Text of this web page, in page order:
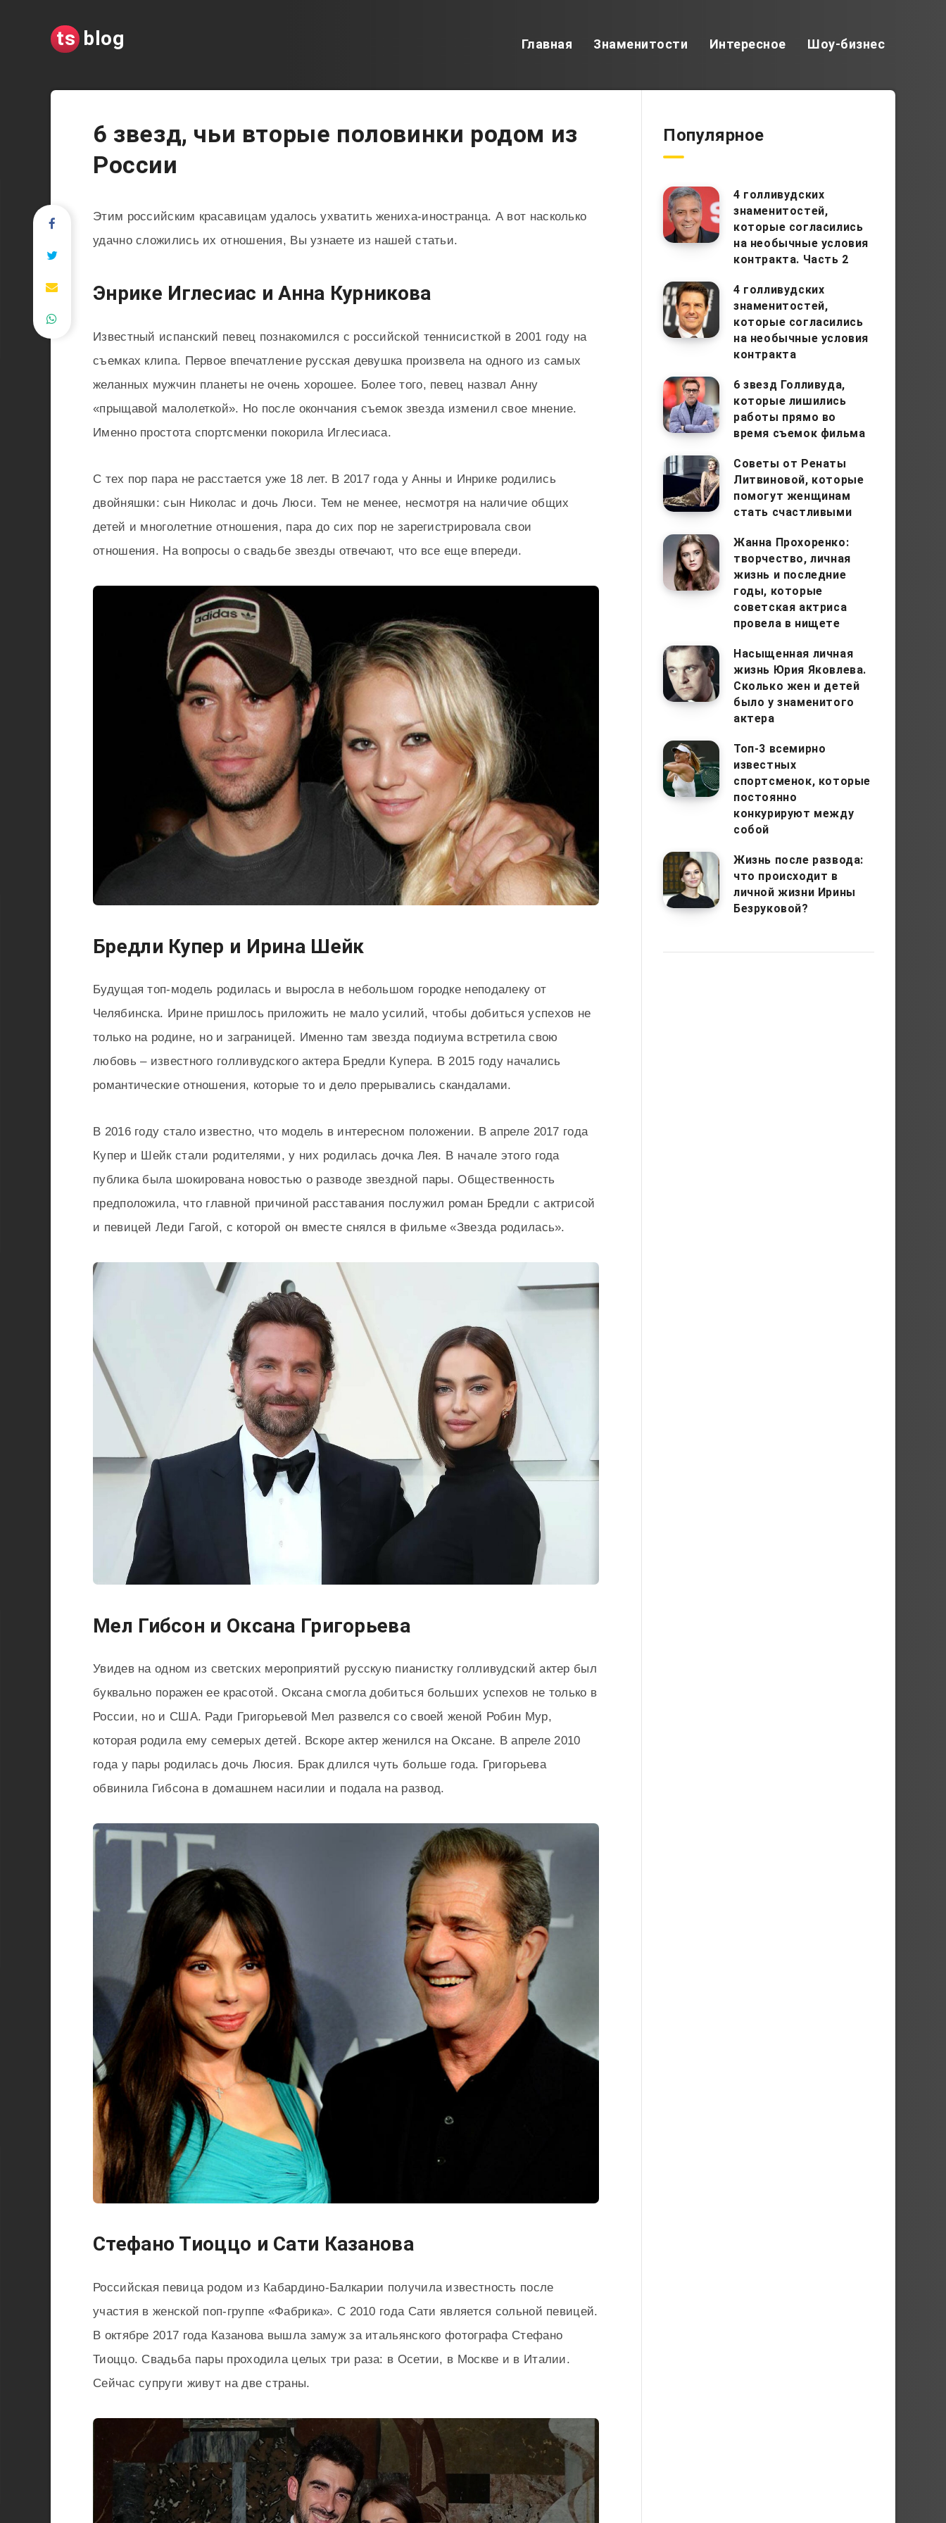
ts blog Главная Знаменитости Интересное Шоу-бизнес
6 звезд, чьи вторые половинки родом из
России
Этим российским красавицам удалось ухватить жениха-иностранца. А вот насколько
удачно сложились их отношения, Вы узнаете из нашей статьи.
Энрике Иглесиас и Анна Курникова
Известный испанский певец познакомился с российской теннисисткой в 2001 году на
съемках клипа. Первое впечатление русская девушка произвела на одного из самых
желанных мужчин планеты не очень хорошее. Более того, певец назвал Анну
«прыщавой малолеткой». Но после окончания съемок звезда изменил свое мнение.
Именно простота спортсменки покорила Иглесиаса.
С тех пор пара не расстается уже 18 лет. В 2017 года у Анны и Инрике родились
двойняшки: сын Николас и дочь Люси. Тем не менее, несмотря на наличие общих
детей и многолетние отношения, пара до сих пор не зарегистрировала свои
отношения. На вопросы о свадьбе звезды отвечают, что все еще впереди.
Бредли Купер и Ирина Шейк
Будущая топ-модель родилась и выросла в небольшом городке неподалеку от
Челябинска. Ирине пришлось приложить не мало усилий, чтобы добиться успехов не
только на родине, но и заграницей. Именно там звезда подиума встретила свою
любовь – известного голливудского актера Бредли Купера. В 2015 году начались
романтические отношения, которые то и дело прерывались скандалами.
В 2016 году стало известно, что модель в интересном положении. В апреле 2017 года
Купер и Шейк стали родителями, у них родилась дочка Лея. В начале этого года
публика была шокирована новостью о разводе звездной пары. Общественность
предположила, что главной причиной расставания послужил роман Бредли с актрисой
и певицей Леди Гагой, с которой он вместе снялся в фильме «Звезда родилась».
Мел Гибсон и Оксана Григорьева
Увидев на одном из светских мероприятий русскую пианистку голливудский актер был
буквально поражен ее красотой. Оксана смогла добиться больших успехов не только в
России, но и США. Ради Григорьевой Мел развелся со своей женой Робин Мур,
которая родила ему семерых детей. Вскоре актер женился на Оксане. В апреле 2010
года у пары родилась дочь Люсия. Брак длился чуть больше года. Григорьева
обвинила Гибсона в домашнем насилии и подала на развод.
Стефано Тиоццо и Сати Казанова
Российская певица родом из Кабардино-Балкарии получила известность после
участия в женской поп-группе «Фабрика». С 2010 года Сати является сольной певицей.
В октябре 2017 года Казанова вышла замуж за итальянского фотографа Стефано
Тиоццо. Свадьба пары проходила целых три раза: в Осетии, в Москве и в Италии.
Сейчас супруги живут на две страны.
Популярное
4 голливудских
знаменитостей,
которые согласились
на необычные условия
контракта. Часть 2
4 голливудских
знаменитостей,
которые согласились
на необычные условия
контракта
6 звезд Голливуда,
которые лишились
работы прямо во
время съемок фильма
Советы от Ренаты
Литвиновой, которые
помогут женщинам
стать счастливыми
Жанна Прохоренко:
творчество, личная
жизнь и последние
годы, которые
советская актриса
провела в нищете
Насыщенная личная
жизнь Юрия Яковлева.
Сколько жен и детей
было у знаменитого
актера
Топ-3 всемирно
известных
спортсменок, которые
постоянно
конкурируют между
собой
Жизнь после развода:
что происходит в
личной жизни Ирины
Безруковой?